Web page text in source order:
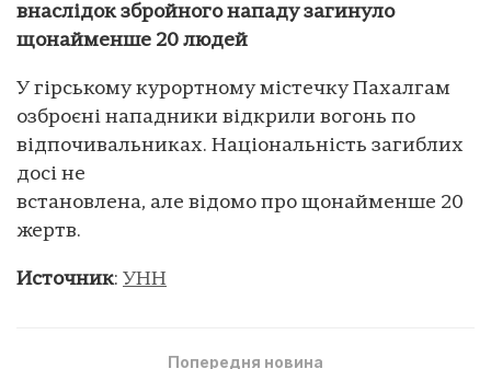
внаслідок збройного нападу загинуло
щонайменше 20 людей
У гірському курортному містечку Пахалгам
озброєні нападники відкрили вогонь по
відпочивальниках. Національність загиблих
досі не
встановлена, але відомо про щонайменше 20
жертв.
Источник: УНН
Попередня новина